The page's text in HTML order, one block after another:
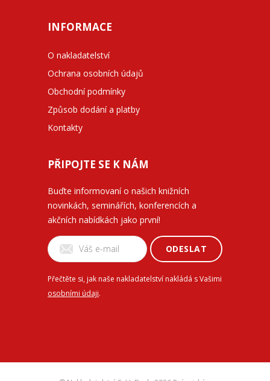
INFORMACE
O nakladatelství
Ochrana osobních údajů
Obchodní podmínky
Způsob dodání a platby
Kontakty
PŘIPOJTE SE K NÁM
Buďte informovaní o našich knižních
novinkách, seminářích, konferencích a
akčních nabídkách jako první!
ODESLAT
Přečtěte si, jak naše nakladatelství nakládá s Vašimi
osobními údaji.